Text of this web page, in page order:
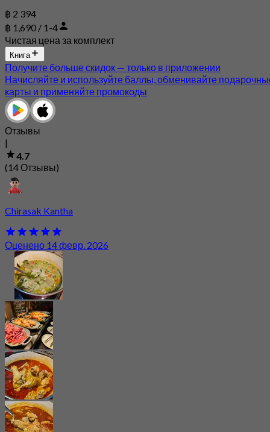
฿ 2 394
฿ 1,690 / 1-4
Чистая цена за комплект
Книга
Получите больше скидок — только в приложении
Начисляйте и используйте баллы, обменивайте
карты и применяйте промокоды
Отзывы
|
4.7
(14 Отзывы)
Chirasak Kantha
Оценено 14 февр. 2026